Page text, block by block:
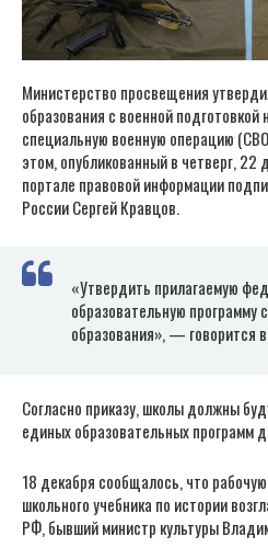
Министерство просвещения
образования с военной
специальную военную операцию
этом, опубликованный в четверг,
портале правовой информации
России Сергей Кравцов.
«Утвердить прилагаемую
образовательную программу
образования», — говорится
Согласно приказу, школы должны
единых образовательных программ
18 декабря сообщалось, что
школьного учебника по истории
РФ, бывший министр культуры